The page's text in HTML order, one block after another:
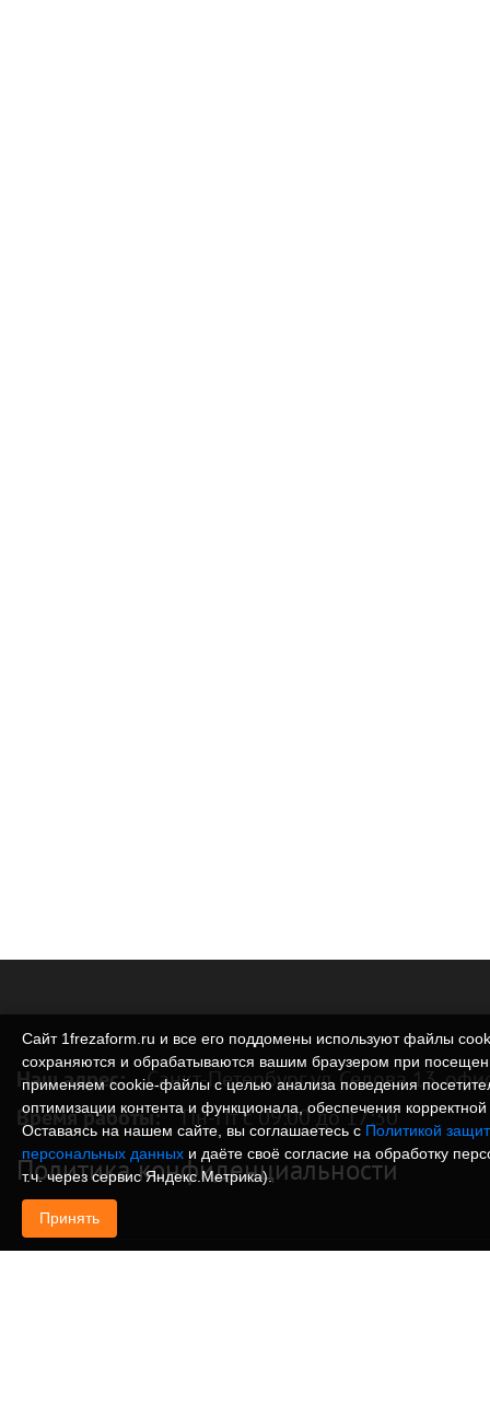
Наш адрес: Санкт-Петербург ул. Седова 13,
Время работы: Пн-Пт с 09:00 до 17:30
Политика конфиденциальности
Сайт 1frezaform.ru и все его поддомены используют файлы
сохраняются и обрабатываются вашим браузером при
применяем cookie‑файлы с целью анализа поведения
оптимизации контента и функционала, обеспечения
Оставаясь на нашем сайте, вы соглашаетесь с Политикой
персональных данных и даёте своё согласие на обработку
т.ч. через сервис Яндекс.Метрика).
Принять